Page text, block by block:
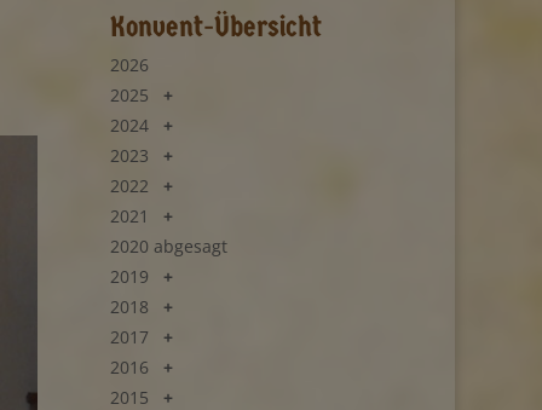
Konvent-Übersicht
2026
2025
2024
2023
2022
2021
2020 abgesagt
2019
2018
2017
2016
2015